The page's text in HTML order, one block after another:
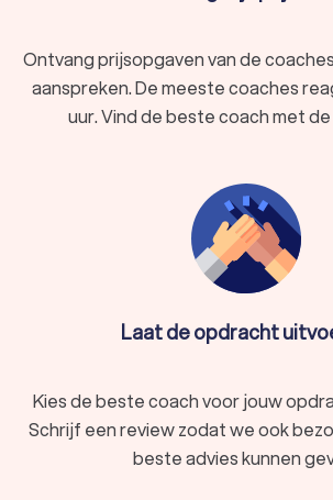
Ontvang prijsopgaven van de
aanspreken. De meeste coaches
uur. Vind de beste coach met
Laat de opdracht
Kies de beste coach voor jouw
Schrijf een review zodat we ook
beste advies kunnen